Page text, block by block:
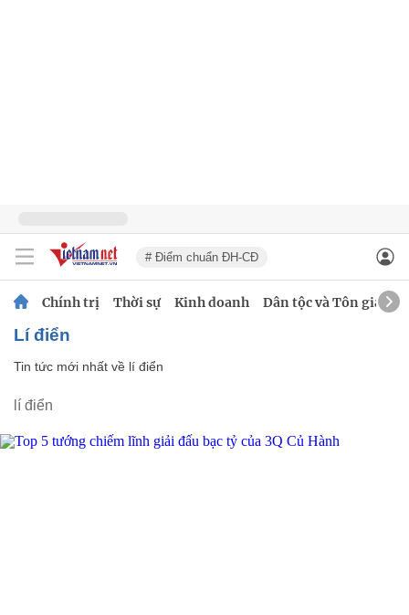
# Điểm chuẩn ĐH-CĐ
Chính trị Thời sự Kinh doanh Dân tộc và Tôn giáo
lí điển
Tin tức mới nhất về lí điển
lí điển